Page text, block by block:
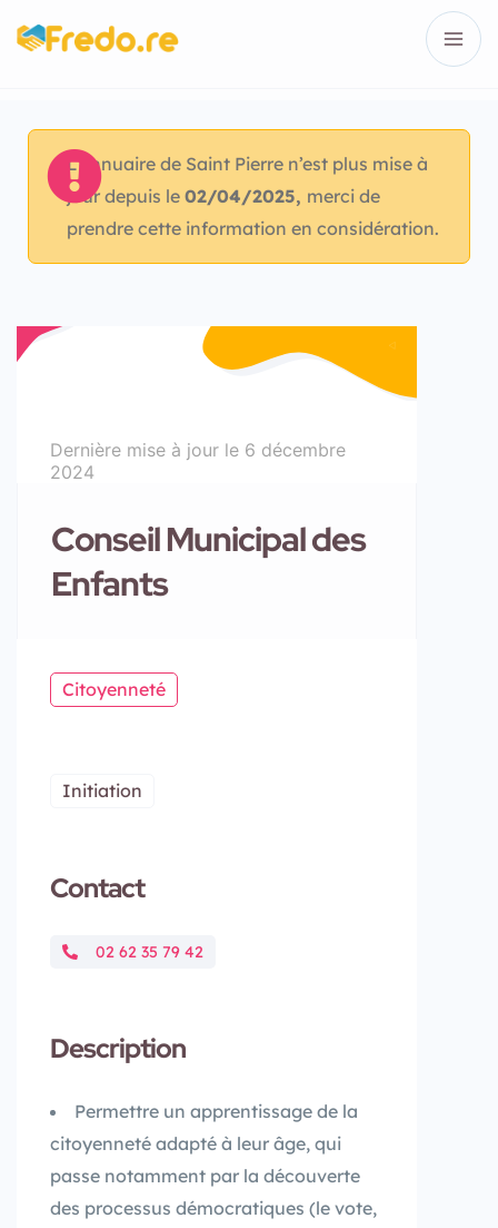
L’annuaire de Saint Pierre n’est plus mise à
jour depuis le02/04/2025, merci de
prendre cette information en considération.
Dernière mise à jour le 6 décembre
2024
Conseil Municipal des
Enfants
Citoyenneté
Initiation
Contact
02 62 35 79 42
Description
Permettre un apprentissage de la
citoyenneté adapté à leur âge, qui
passe notamment par la découverte
des processus démocratiques (le vote,